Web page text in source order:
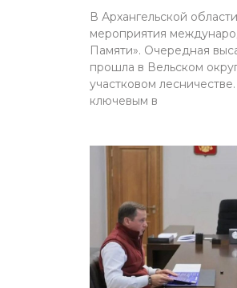
В Архангельской
мероприятия
Памяти». Очередная
прошла в Вельском
участковом
ключевым в